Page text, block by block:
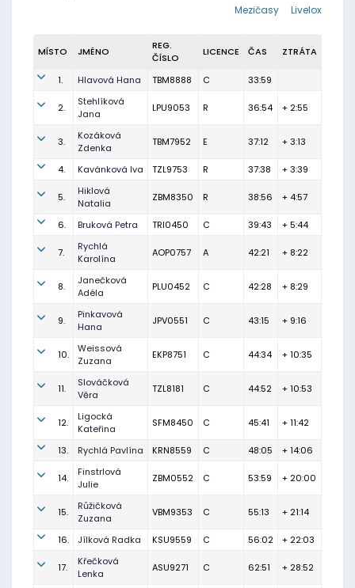
Livelox
Mezičasy
MÍSTO JMÉNO
REG.
ČÍSLO
LICENCE ČAS ZTRÁTA
1. Hlavová Hana TBM8888 C 33:59
2.
Stehlíková
Jana
LPU9053 R 36:54 + 2:55
3.
Kozáková
Zdenka
TBM7952 E 37:12 + 3:13
4. Kavánková Iva TZL9753 R 37:38 + 3:39
5.
Hiklová
Natalia
ZBM8350 R 38:56 + 4:57
6. Bruková Petra TRI0450 C 39:43 + 5:44
7.
Rychlá
Karolína
AOP0757 A 42:21 + 8:22
8.
Janečková
Adéla
PLU0452 C 42:28 + 8:29
9.
Pinkavová
Hana
JPV0551 C 43:15 + 9:16
10.
Weissová
Zuzana
EKP8751 C 44:34 + 10:35
11.
Slováčková
Věra
TZL8181 C 44:52 + 10:53
12.
Ligocká
Kateřina
SFM8450 C 45:41 + 11:42
13. Rychlá Pavlína KRN8559 C 48:05 + 14:06
14.
Finstrlová
Julie
ZBM0552 C 53:59 + 20:00
15.
Růžičková
Zuzana
VBM9353 C 55:13 + 21:14
16. Jílková Radka KSU9559 C 56:02 + 22:03
17.
Křečková
Lenka
ASU9271 C 62:51 + 28:52